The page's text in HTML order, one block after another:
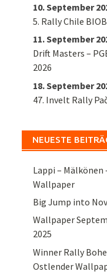
10. September
5. Rally Chile
11. September
Drift Masters –
2026
18. September
47. Invelt Rally
NEUESTE
Lappi – Mälkönen
Wallpaper
Big Jump into
Wallpaper
2025
Winner Rally
Ostlender